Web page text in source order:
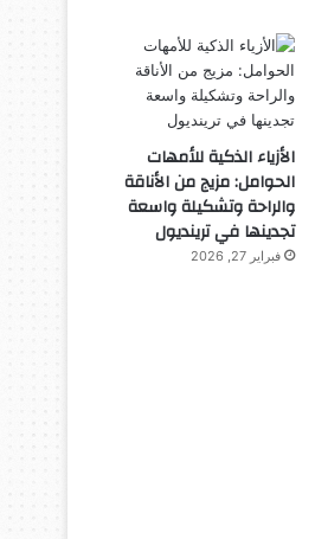
الأزياء الذكية للأمهات
الحوامل: مزيج من الأناقة
والراحة وتشكيلة واسعة
تجدينها في ترينديول
فبراير 27, 2026